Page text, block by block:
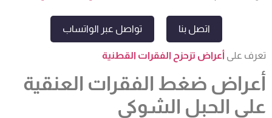
اتصل بنا تواصل عبر الواتساب
تعرف على أعراض تزحزح الفقرات القطنية
أعراض ضغط الفقرات العنقية
على الحبل الشوكي